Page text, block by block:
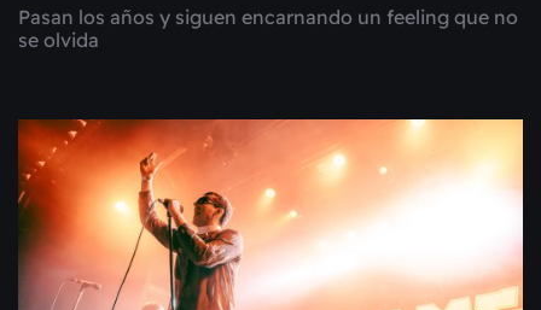
Pasan los años y siguen encarnando un feeling que no
se olvida